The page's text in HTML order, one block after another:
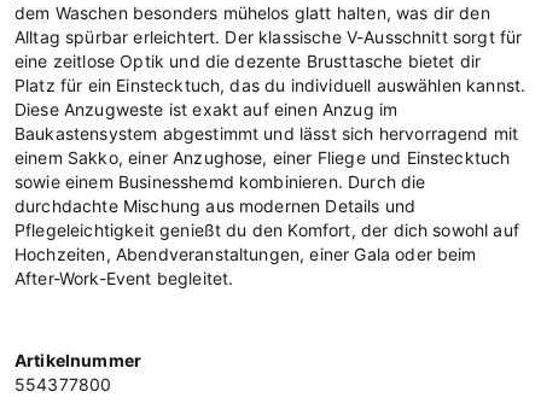
dem Waschen besonders mühelos glatt halten, was dir den
Alltag spürbar erleichtert. Der klassische V-Ausschnitt sorgt für
eine zeitlose Optik und die dezente Brusttasche bietet dir
Platz für ein Einstecktuch, das du individuell auswählen kannst.
Diese Anzugweste ist exakt auf einen Anzug im
Baukastensystem abgestimmt und lässt sich hervorragend mit
einem Sakko, einer Anzughose, einer Fliege und Einstecktuch
sowie einem Businesshemd kombinieren. Durch die
durchdachte Mischung aus modernen Details und
Pflegeleichtigkeit genießt du den Komfort, der dich sowohl auf
Hochzeiten, Abendveranstaltungen, einer Gala oder beim
After-Work-Event begleitet.
Artikelnummer
554377800